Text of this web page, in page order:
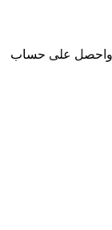
واحصل على حساب